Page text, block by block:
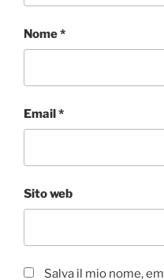
Nome*
Email*
Sito web
Salva il mio nome,